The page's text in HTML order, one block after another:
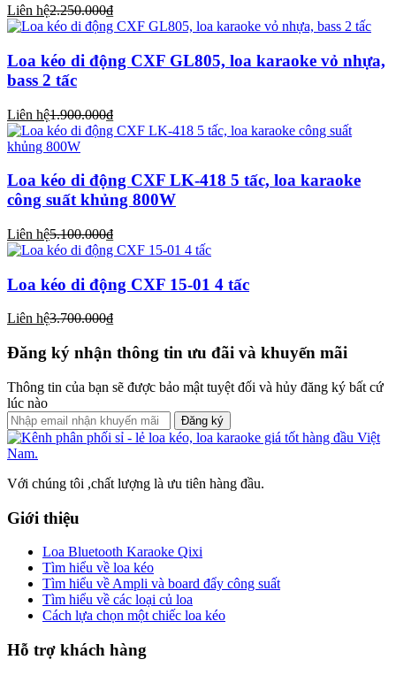
Liên hệ2.250.000₫
Loa kéo di động CXF GL805, loa karaoke vỏ nhựa,
bass 2 tấc
Liên hệ1.900.000₫
Loa kéo di động CXF LK-418 5 tấc, loa karaoke
công suất khủng 800W
Liên hệ5.100.000₫
Loa kéo di động CXF 15-01 4 tấc
Liên hệ3.700.000₫
Đăng ký nhận thông tin ưu đãi và khuyến mãi
Thông tin của bạn sẽ được bảo mật tuyệt đối và hủy đăng ký bất cứ
lúc nào
Đăng ký
Với chúng tôi ,chất lượng là ưu tiên hàng đầu.
Giới thiệu
Loa Bluetooth Karaoke Qixi
Tìm hiểu về loa kéo
Tìm hiểu về Ampli và board đẩy công suất
Tìm hiểu về các loại củ loa
Cách lựa chọn một chiếc loa kéo
Hỗ trợ khách hàng